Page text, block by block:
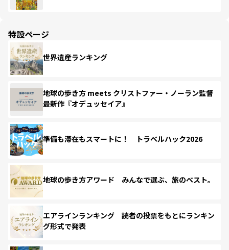
特設ページ
世界遺産ランキング
地球の歩き方 meets クリストファー・ノーラン監督
最新作『オデュッセイア』
準備も滞在もスマートに！ トラベルハック2026
地球の歩き方アワード みんなで選ぶ、旅のベスト。
エアラインランキング 読者の投票をもとにランキン
グ形式で発表